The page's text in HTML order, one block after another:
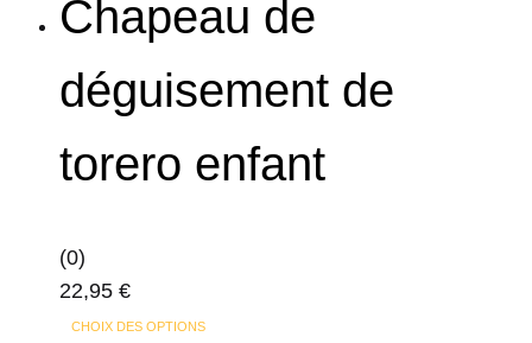
Chapeau de
déguisement de
torero enfant
(0)
22,95 €
CHOIX DES OPTIONSCe